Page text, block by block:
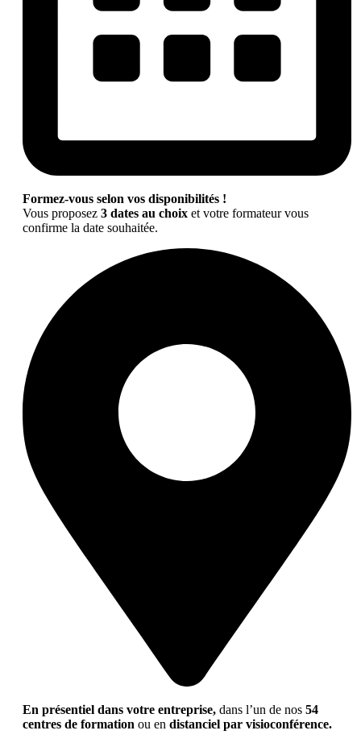
Formez-vous selon vos disponibilités !
Vous proposez 3 dates au choix et votre formateur vous
confirme la date souhaitée.
En présentiel dans votre entreprise, dans l’un de nos 54
centres de formation ou en distanciel par visioconférence.